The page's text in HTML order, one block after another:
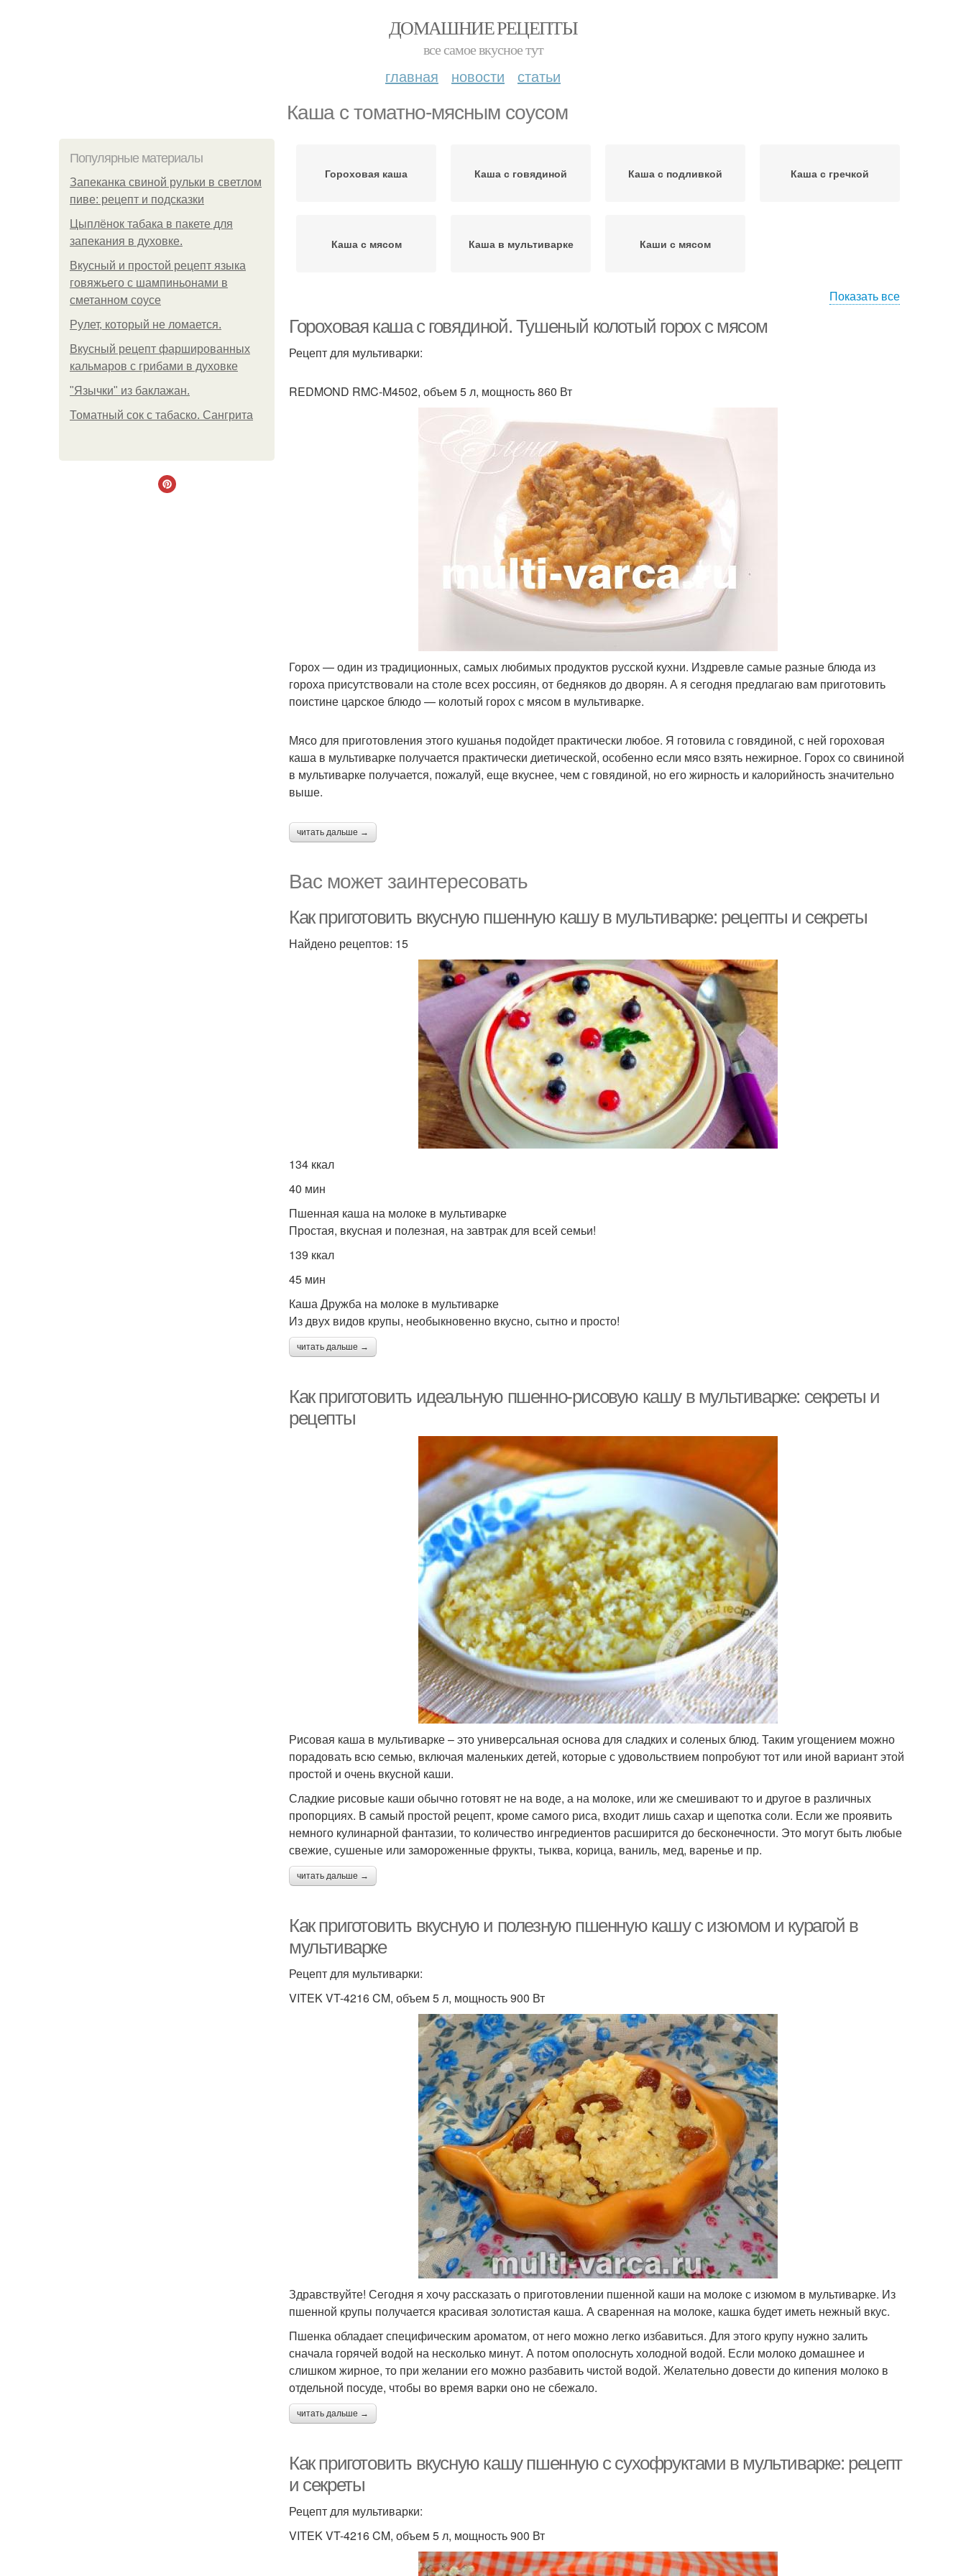
ДОМАШНИЕ РЕЦЕПТЫ
все самое вкусное тут
главная новости статьи
Каша с томатно-мясным соусом
Популярные материалы
Запеканка свиной рульки в светлом
пиве: рецепт и подсказки
Цыплёнок табака в пакете для
запекания в духовке.
Вкусный и простой рецепт языка
говяжьего с шампиньонами в
сметанном соусе
Рулет, который не ломается.
Вкусный рецепт фаршированных
кальмаров с грибами в духовке
"Язычки" из баклажан.
Томатный сок с табаско. Сангрита
Гороховая каша Каша с говядиной Каша с подливкой Каша с гречкой
Каша с мясом Каша в мультиварке Каши с мясом
Показать все
Гороховая каша с говядиной. Тушеный колотый горох с мясом
Рецепт для мультиварки:
REDMOND RMC-M4502, объем 5 л, мощность 860 Вт
Горох — один из традиционных, самых любимых продуктов русской кухни. Издревле самые разные блюда из
гороха присутствовали на столе всех россиян, от бедняков до дворян. А я сегодня предлагаю вам приготовить
поистине царское блюдо — колотый горох с мясом в мультиварке.
Мясо для приготовления этого кушанья подойдет практически любое. Я готовила с говядиной, с ней гороховая
каша в мультиварке получается практически диетической, особенно если мясо взять нежирное. Горох со свининой
в мультиварке получается, пожалуй, еще вкуснее, чем с говядиной, но его жирность и калорийность значительно
выше.
читать дальше →
Вас может заинтересовать
Как приготовить вкусную пшенную кашу в мультиварке: рецепты и секреты
Найдено рецептов: 15
134 ккал
40 мин
Пшенная каша на молоке в мультиварке
Простая, вкусная и полезная, на завтрак для всей семьи!
139 ккал
45 мин
Каша Дружба на молоке в мультиварке
Из двух видов крупы, необыкновенно вкусно, сытно и просто!
читать дальше →
Как приготовить идеальную пшенно-рисовую кашу в мультиварке: секреты и
рецепты
Рисовая каша в мультиварке – это универсальная основа для сладких и соленых блюд. Таким угощением можно
порадовать всю семью, включая маленьких детей, которые с удовольствием попробуют тот или иной вариант этой
простой и очень вкусной каши.
Сладкие рисовые каши обычно готовят не на воде, а на молоке, или же смешивают то и другое в различных
пропорциях. В самый простой рецепт, кроме самого риса, входит лишь сахар и щепотка соли. Если же проявить
немного кулинарной фантазии, то количество ингредиентов расширится до бесконечности. Это могут быть любые
свежие, сушеные или замороженные фрукты, тыква, корица, ваниль, мед, варенье и пр.
читать дальше →
Как приготовить вкусную и полезную пшенную кашу с изюмом и курагой в
мультиварке
Рецепт для мультиварки:
VITEK VT-4216 CM, объем 5 л, мощность 900 Вт
Здравствуйте! Сегодня я хочу рассказать о приготовлении пшенной каши на молоке с изюмом в мультиварке. Из
пшенной крупы получается красивая золотистая каша. А сваренная на молоке, кашка будет иметь нежный вкус.
Пшенка обладает специфическим ароматом, от него можно легко избавиться. Для этого крупу нужно залить
сначала горячей водой на несколько минут. А потом ополоснуть холодной водой. Если молоко домашнее и
слишком жирное, то при желании его можно разбавить чистой водой. Желательно довести до кипения молоко в
отдельной посуде, чтобы во время варки оно не сбежало.
читать дальше →
Как приготовить вкусную кашу пшенную с сухофруктами в мультиварке: рецепт
и секреты
Рецепт для мультиварки:
VITEK VT-4216 CM, объем 5 л, мощность 900 Вт